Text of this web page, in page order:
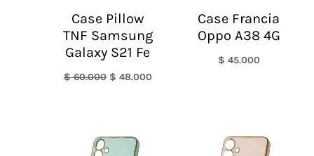
Case Pillow
TNF Samsung
Galaxy S21 Fe
$60.000 $ 48.000
Case Francia
Oppo A38 4G
$ 45.000